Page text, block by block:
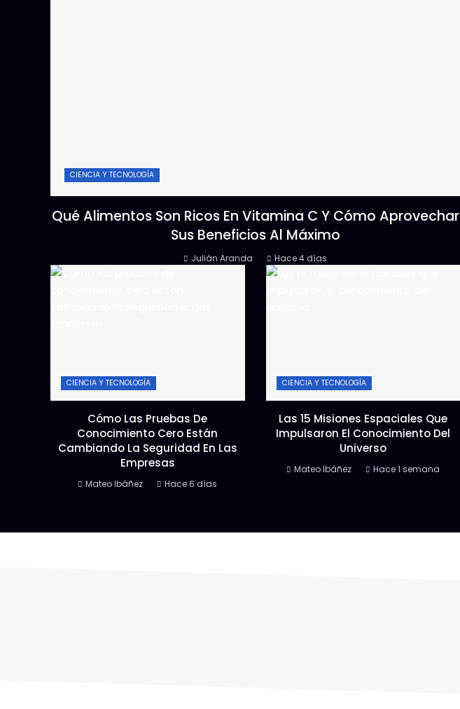
CIENCIA Y TECNOLOGÍA
Qué Alimentos Son Ricos En Vitamina C Y Cómo Aprovechar
Sus Beneficios Al Máximo
Julián Aranda Hace 4 días
CIENCIA Y TECNOLOGÍA
Cómo Las Pruebas De
Conocimiento Cero Están
Cambiando La Seguridad En Las
Empresas
Mateo Ibáñez Hace 6 días
CIENCIA Y TECNOLOGÍA
Las 15 Misiones Espaciales Que
Impulsaron El Conocimiento Del
Universo
Mateo Ibáñez Hace 1 semana